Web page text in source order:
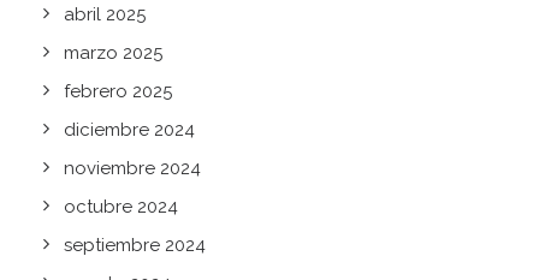
abril 2025
marzo 2025
febrero 2025
diciembre 2024
noviembre 2024
octubre 2024
septiembre 2024